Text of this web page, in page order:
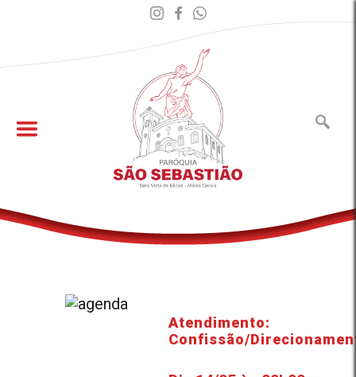
Atendimento:
Confissão/